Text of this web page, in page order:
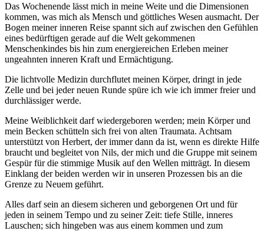
Das Wochenende lässt mich in meine Weite und die Dimensionen
kommen, was mich als Mensch und göttliches Wesen ausmacht. Der
Bogen meiner inneren Reise spannt sich auf zwischen den Gefühlen
eines bedürftigen gerade auf die Welt gekommenen
Menschenkindes bis hin zum energiereichen Erleben meiner
ungeahnten inneren Kraft und Ermächtigung.
Die lichtvolle Medizin durchflutet meinen Körper, dringt in jede
Zelle und bei jeder neuen Runde spüre ich wie ich immer freier und
durchlässiger werde.
Meine Weiblichkeit darf wiedergeboren werden; mein Körper und
mein Becken schütteln sich frei von alten Traumata. Achtsam
unterstützt von Herbert, der immer dann da ist, wenn es direkte Hilfe
braucht und begleitet von Nils, der mich und die Gruppe mit seinem
Gespür für die stimmige Musik auf den Wellen mitträgt. In diesem
Einklang der beiden werden wir in unseren Prozessen bis an die
Grenze zu Neuem geführt.
Alles darf sein an diesem sicheren und geborgenen Ort und für
jeden in seinem Tempo und zu seiner Zeit: tiefe Stille, inneres
Lauschen; sich hingeben was aus einem kommen und zum